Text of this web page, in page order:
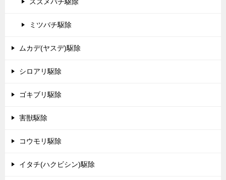
ミツバチ駆除
ムカデ(ヤスデ)駆除
シロアリ駆除
ゴキブリ駆除
害獣駆除
コウモリ駆除
イタチ(ハクビシン)駆除